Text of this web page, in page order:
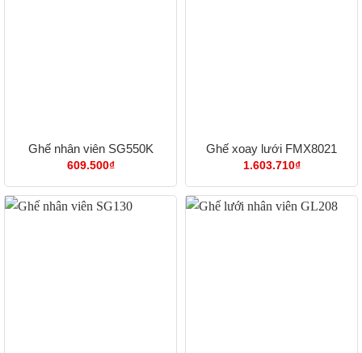
Ghế nhân viên SG550K
609.500₫
Ghế xoay lưới FMX8021
1.603.710₫